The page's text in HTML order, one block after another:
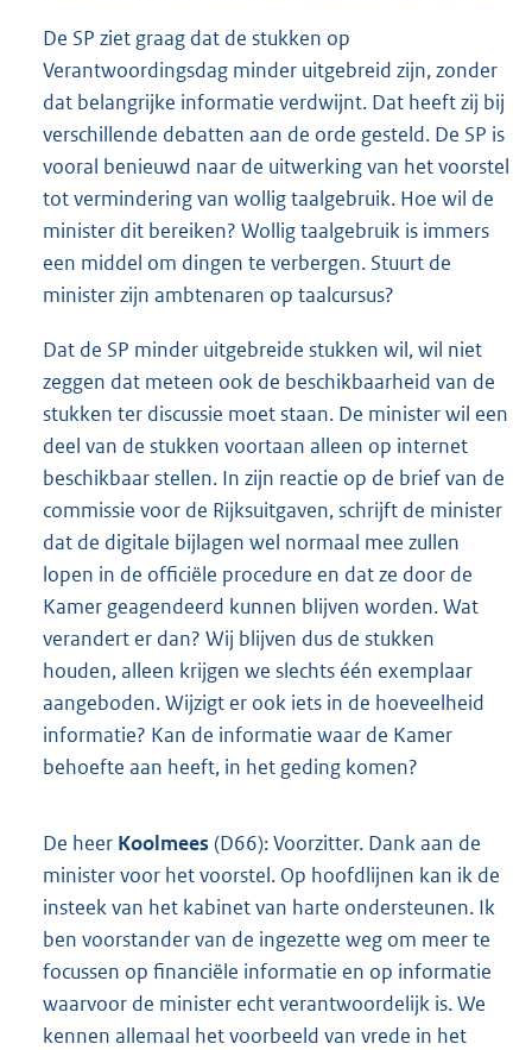
De SP ziet graag dat de stukken op
Verantwoordingsdag minder uitgebreid zijn, zonder
dat belangrijke informatie verdwijnt. Dat heeft zij bij
verschillende debatten aan de orde gesteld. De SP is
vooral benieuwd naar de uitwerking van het voorstel
tot vermindering van wollig taalgebruik. Hoe wil de
minister dit bereiken? Wollig taalgebruik is immers
een middel om dingen te verbergen. Stuurt de
minister zijn ambtenaren op taalcursus?
Dat de SP minder uitgebreide stukken wil, wil niet
zeggen dat meteen ook de beschikbaarheid van de
stukken ter discussie moet staan. De minister wil een
deel van de stukken voortaan alleen op internet
beschikbaar stellen. In zijn reactie op de brief van de
commissie voor de Rijksuitgaven, schrijft de minister
dat de digitale bijlagen wel normaal mee zullen
lopen in de officiële procedure en dat ze door de
Kamer geagendeerd kunnen blijven worden. Wat
verandert er dan? Wij blijven dus de stukken
houden, alleen krijgen we slechts één exemplaar
aangeboden. Wijzigt er ook iets in de hoeveelheid
informatie? Kan de informatie waar de Kamer
behoefte aan heeft, in het geding komen?
De heer Koolmees (D66): Voorzitter. Dank aan de
minister voor het voorstel. Op hoofdlijnen kan ik de
insteek van het kabinet van harte ondersteunen. Ik
ben voorstander van de ingezette weg om meer te
focussen op financiële informatie en op informatie
waarvoor de minister echt verantwoordelijk is. We
kennen allemaal het voorbeeld van vrede in het